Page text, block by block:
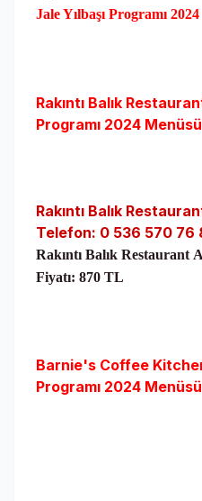
Jale Yılbaşı Programı 2024
Rakıntı Balık
Programı 2024 Menüsü
Rakıntı Balık
Telefon: 0 536 570 76
Rakıntı Balık Restaurant
Fiyatı: 870 TL
Barnie's Coffee
Programı 2024 Menüsü